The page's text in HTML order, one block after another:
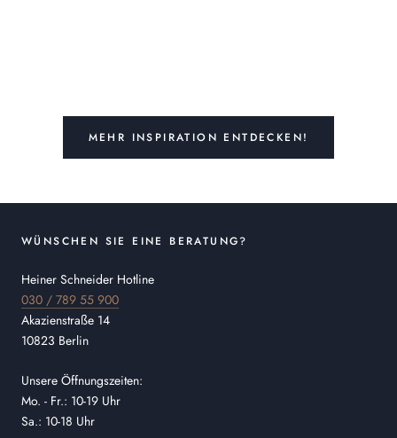
MEHR INSPIRATION ENTDECKEN!
WÜNSCHEN SIE EINE BERATUNG?
Heiner Schneider Hotline
030 / 789 55 900
Akazienstraße 14
10823 Berlin
Unsere Öffnungszeiten:
Mo. - Fr.: 10-19 Uhr
Sa.: 10-18 Uhr